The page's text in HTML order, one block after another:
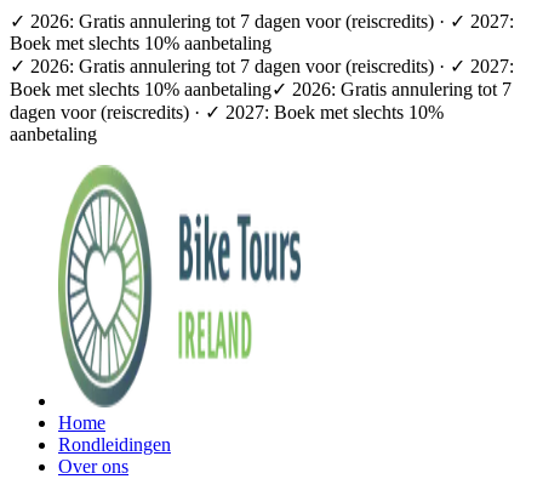
✓ 2026: Gratis annulering tot 7 dagen voor (reiscredits) · ✓ 2027:
Boek met slechts 10% aanbetaling
✓ 2026: Gratis annulering tot 7 dagen voor (reiscredits) · ✓ 2027:
Boek met slechts 10% aanbetaling✓ 2026: Gratis annulering tot 7
dagen voor (reiscredits) · ✓ 2027: Boek met slechts 10%
aanbetaling
Home
Rondleidingen
Over ons